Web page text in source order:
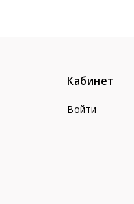
Кабинет
Войти